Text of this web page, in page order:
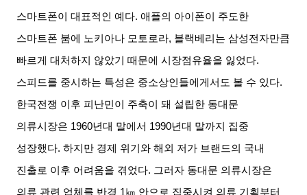
스마트폰이 대표적인 예다.애플의 아이폰이 주도한
스마트폰 붐에 노키아나 모토로라, 블랙베리는 삼성전자만큼
빠르게 대처하지 않았기 때문에 시장점유율을 잃었다.
스피드를 중시하는 특성은 중소상인들에게서도 볼 수 있다.
한국전쟁 이후 피난민이 주축이 돼 설립한 동대문
의류시장은 1960년대 말에서 1990년대 말까지 집중
성장했다.하지만 경제 위기와 해외 저가 브랜드의 국내
진출로 이후 어려움을 겪었다. 그러자 동대문 의류시장은
의류 관련 업체를 반경 1㎞ 안으로 집중시켜 의류 기획부터